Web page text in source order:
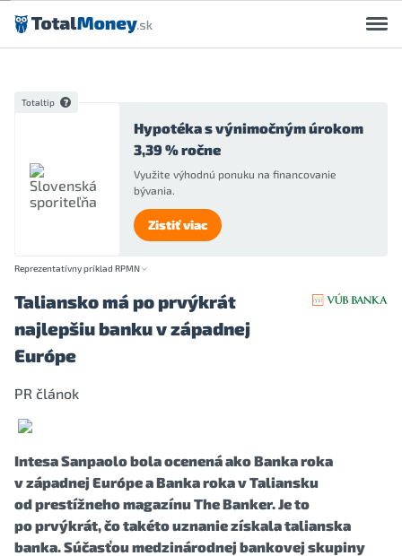
Preskočiť na obsah
Totaltip
Hypotéka s výnimočným úrokom
3,39 % ročne
Využite výhodnú ponuku na financovanie
bývania.
Zistiť viac
Reprezentatívny príklad RPMN
Taliansko má po prvýkrát
najlepšiu banku v západnej
Európe
PR článok
Intesa Sanpaolo bola ocenená ako Banka roka
v západnej Európe a Banka roka v Taliansku
od prestížneho magazínu The Banker. Je to
po prvýkrát, čo takéto uznanie získala talianska
banka. Súčasťou medzinárodnej bankovej skupiny